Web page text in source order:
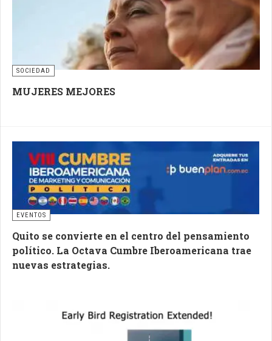
SOCIEDAD
MUJERES MEJORES
EVENTOS
Quito se convierte en el centro del pensamiento
político. La Octava Cumbre Iberoamericana trae
nuevas estrategias.